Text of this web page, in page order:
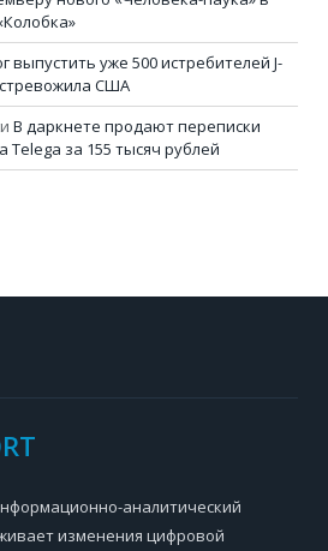
выпустить уже 500 истребителей J-
США
В даркнете продают переписки
Telega за 155 тысяч рублей
аналитический
изменения цифровой